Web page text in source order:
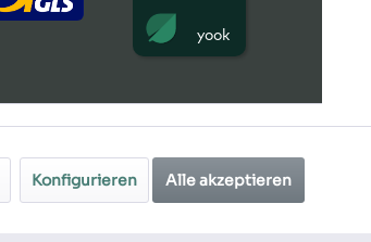
Konfigurieren Alle akzeptieren